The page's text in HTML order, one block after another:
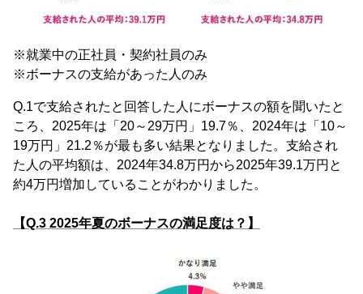
※就業中の正社員・契約社員のみ
※ボーナスの支給があった人のみ
Q.1で支給されたと回答した人にボーナスの額を聞いたと
ころ、2025年は「20～29万円」19.7％、2024年は「10～
19万円」21.2％が最も多い結果となりました。支給され
た人の平均額は、2024年34.8万円から2025年39.1万円と
約4万円増加していることがわかりました。
【Q.3 2025年夏のボーナスの満足度は？】